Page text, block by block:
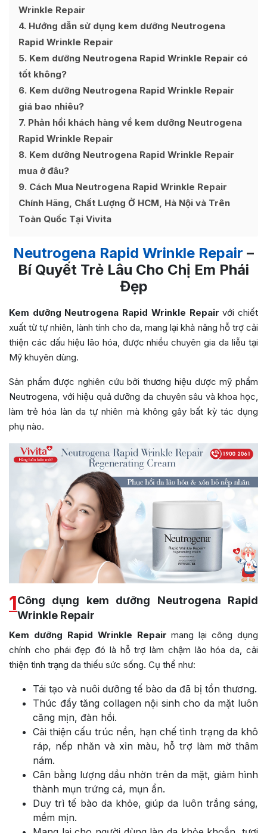
Wrinkle Repair
4 Hướng dẫn sử dụng kem dưỡng Neutrogena
Rapid Wrinkle Repair
5 Kem dưỡng Neutrogena Rapid Wrinkle Repair có
tốt không?
6 Kem dưỡng Neutrogena Rapid Wrinkle Repair
giá bao nhiêu?
7 Phản hồi khách hàng về kem dưỡng Neutrogena
Rapid Wrinkle Repair
8 Kem dưỡng Neutrogena Rapid Wrinkle Repair
mua ở đâu?
9 Cách Mua Neutrogena Rapid Wrinkle Repair
Chính Hãng, Chất Lượng Ở HCM, Hà Nội và Trên
Toàn Quốc Tại Vivita
Neutrogena Rapid Wrinkle Repair –
Bí Quyết Trẻ Lâu Cho Chị Em Phái
Đẹp
Kem dưỡng Neutrogena Rapid Wrinkle Repair với chiết
xuất từ tự nhiên, lành tính cho da, mang lại khả năng hỗ trợ cải
thiện các dấu hiệu lão hóa, được nhiều chuyên gia da liễu tại
Mỹ khuyên dùng.
Sản phẩm được nghiên cứu bởi thương hiệu dược mỹ phẩm
Neutrogena, với hiệu quả dưỡng da chuyên sâu và khoa học,
làm trẻ hóa làn da tự nhiên mà không gây bất kỳ tác dụng
phụ nào.
1Công dụng kem dưỡng Neutrogena Rapid
Wrinkle Repair
Kem dưỡng Rapid Wrinkle Repair mang lại công dụng
chính cho phái đẹp đó là hỗ trợ làm chậm lão hóa da, cải
thiện tình trạng da thiếu sức sống. Cụ thể như:
Tái tạo và nuôi dưỡng tế bào da đã bị tổn thương.
Thúc đẩy tăng collagen nội sinh cho da mặt luôn
căng mịn, đàn hồi.
Cải thiện cấu trúc nền, hạn chế tình trạng da khô
ráp, nếp nhăn và xỉn màu, hỗ trợ làm mờ thâm
nám.
Cân bằng lượng dầu nhờn trên da mặt, giảm hình
thành mụn trứng cá, mụn ẩn.
Duy trì tế bào da khỏe, giúp da luôn trắng sáng,
mềm mịn.